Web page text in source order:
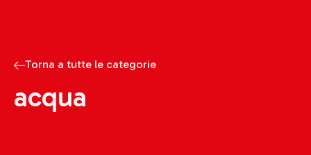
Torna a tutte le categorie
acqua